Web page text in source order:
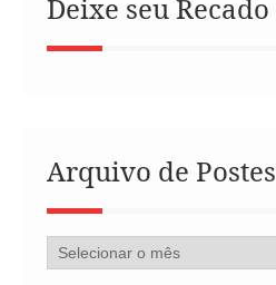
Deixe seu Recado
Arquivo de Postes
Arquivo
de